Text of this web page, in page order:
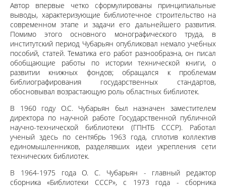
Автор впервые четко сформулированы принципиальные
выводы, характеризующие библиотечное строительство на
современном этапе и задачи его дальнейшего развития.
Помимо этого основного монографического труда, в
институтский период Чубарьян опубликовал немало учебных
пособий, статей. Тематика его работ разнообразна, он писал
обобщающие работы по истории технической книги, о
развитии книжных фондов; обращался к проблемам
библиографирования государственных стандартов,
обосновывал возрастающую роль областных библиотек.
В 1960 году О.С. Чубарьян был назначен заместителем
директора по научной работе Государственной публичной
научно-технической библиотеки (ГПНТБ СССР). Работал
ученый здесь по сентябрь 1963 года, сплотив коллектив
единомышленников, разделявших идеи укрепления сети
технических библиотек.
В 1964-1975 года О. С. Чубарьян - главный редактор
сборника «Библиотеки СССР», с 1973 года - сборника